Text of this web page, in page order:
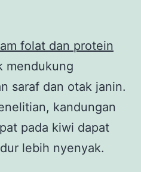
folat dan protein
mendukung
saraf dan otak janin.
kandungan
pada kiwi dapat
lebih nyenyak.